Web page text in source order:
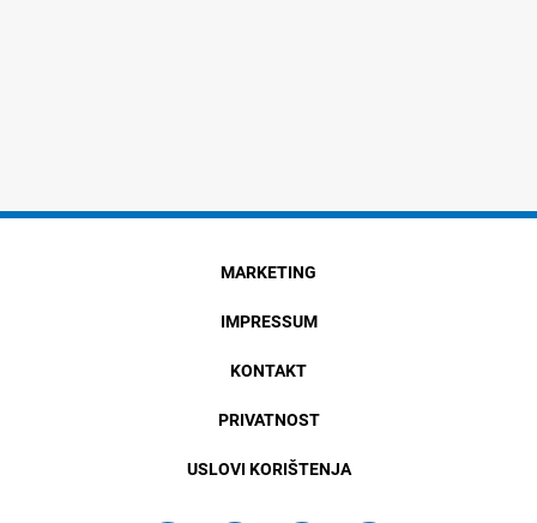
MARKETING
IMPRESSUM
KONTAKT
PRIVATNOST
USLOVI KORIŠTENJA